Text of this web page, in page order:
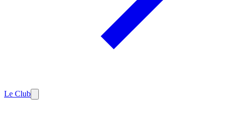
Le Club